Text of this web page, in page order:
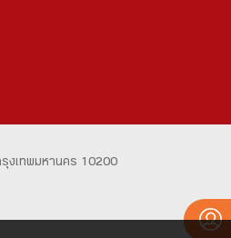
รุงเทพมหานคร 10200